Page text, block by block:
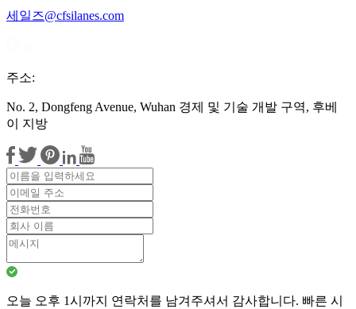
세일즈@cfsilanes.com
주소:
No. 2, Dongfeng Avenue, Wuhan 경제 및 기술 개발 구역, 후베
이 지방
오늘 오후 1시까지 연락처를 남겨주셔서 감사합니다. 빠른 시